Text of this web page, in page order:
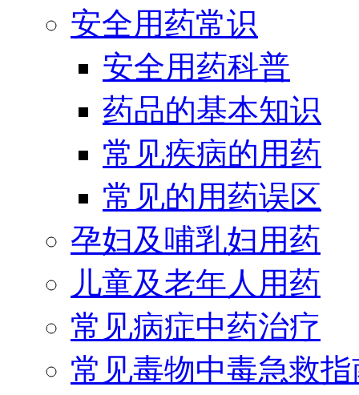
安全用药常识
安全用药科普
药品的基本知识
常见疾病的用药
常见的用药误区
孕妇及哺乳妇用药
儿童及老年人用药
常见病症中药治疗
常见毒物中毒急救指